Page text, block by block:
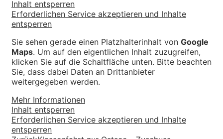
Inhalt entsperren
Erforderlichen Service akzeptieren und Inhalte
entsperren
Sie sehen gerade einen Platzhalterinhalt von Google
Maps. Um auf den eigentlichen Inhalt zuzugreifen,
klicken Sie auf die Schaltfläche unten. Bitte beachten
Sie, dass dabei Daten an Drittanbieter
weitergegeben werden.
Mehr Informationen
Inhalt entsperren
Erforderlichen Service akzeptieren und Inhalte
entsperren